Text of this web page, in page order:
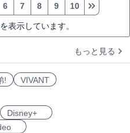
表示しています。
6 7 8 9 10
もっと見る
!
VIVANT
Disney+